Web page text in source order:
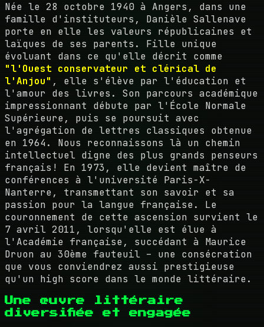
Née le 28 octobre 1940 à Angers, dans une
famille d'instituteurs, Danièle Sallenave
porte en elle les valeurs républicaines et
laïques de ses parents. Fille unique
évoluant dans ce qu'elle décrit comme
"l'Ouest conservateur et clérical de
l'Anjou" , elle s'élève par l'éducation et
l'amour des livres. Son parcours académique
impressionnant débute par l'École Normale
Supérieure, puis se poursuit avec
l'agrégation de lettres classiques obtenue
en 1964. Nous reconnaissons là un chemin
intellectuel digne des plus grands penseurs
français! En 1973, elle devient maître de
conférences à l'université Paris-X-
Nanterre, transmettant son savoir et sa
passion pour la langue française. Le
couronnement de cette ascension survient le
7 avril 2011, lorsqu'elle est élue à
l'Académie française, succédant à Maurice
Druon au 30ème fauteuil – une consécration
que vous conviendrez aussi prestigieuse
qu'un high score dans le monde littéraire.
Une œuvre littéraire
diversifiée et engagée